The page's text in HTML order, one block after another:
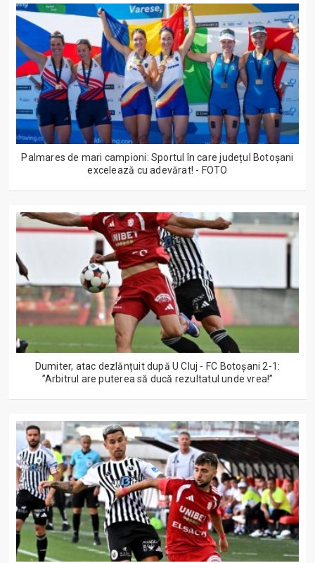
Palmares de mari campioni: Sportul în care județul Botoșani
excelează cu adevărat! - FOTO
Dumiter, atac dezlănțuit după U Cluj - FC Botoșani 2-1:
”Arbitrul are puterea să ducă rezultatul unde vrea!”